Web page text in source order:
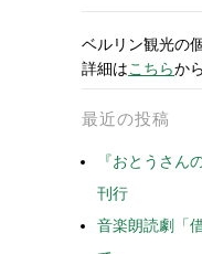
ベルリン観光の
詳細はこちらか
最近の投稿
『おとうさん
刊行
音楽朗読劇「